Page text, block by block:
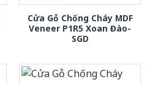
Cửa Gỗ Chống Cháy MDF
Veneer P1R5 Xoan Đào-
SGD